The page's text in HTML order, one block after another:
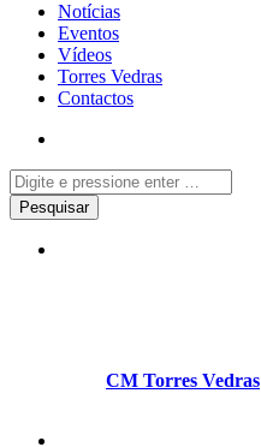
Notícias
Eventos
Vídeos
Torres Vedras
Contactos
CM Torres Vedras